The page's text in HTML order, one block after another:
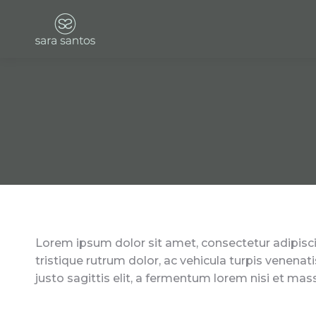
Lorem ipsum dolor sit amet, consectetur
tristique rutrum dolor, ac vehicula turpis
justo sagittis elit, a fermentum lorem nisi et